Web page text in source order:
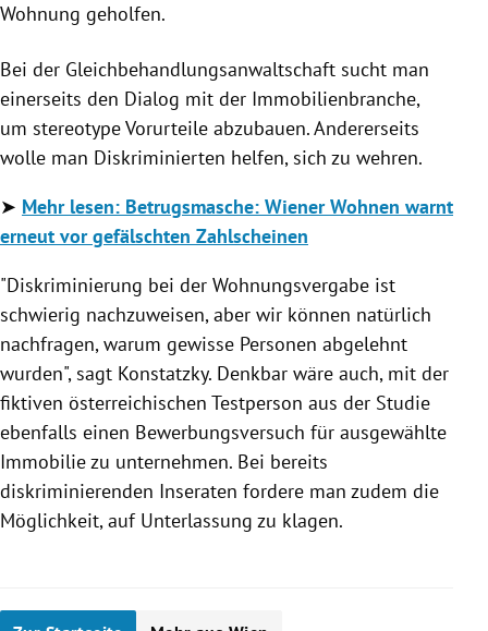
Wohnung geholfen.
Bei der Gleichbehandlungsanwaltschaft sucht man
einerseits den Dialog mit der Immobilienbranche,
um stereotype Vorurteile abzubauen. Andererseits
wolle man Diskriminierten helfen, sich zu wehren.
➤ Mehr lesen: Betrugsmasche: Wiener Wohnen warnt
erneut vor gefälschten Zahlscheinen
"Diskriminierung bei der Wohnungsvergabe ist
schwierig nachzuweisen, aber wir können natürlich
nachfragen, warum gewisse Personen abgelehnt
wurden", sagt Konstatzky. Denkbar wäre auch, mit der
fiktiven österreichischen Testperson aus der Studie
ebenfalls einen Bewerbungsversuch für ausgewählte
Immobilie zu unternehmen. Bei bereits
diskriminierenden Inseraten fordere man zudem die
Möglichkeit, auf Unterlassung zu klagen.